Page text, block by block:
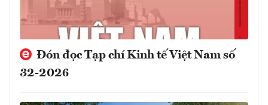
Đón đọc Tạp chí Kinh tế Việt Nam số
32-2026